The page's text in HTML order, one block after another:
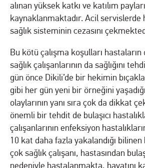
alınan yüksek katkı ve katılım
kaynaklanmaktadır. Acil
sağlık sisteminin cezasını
Bu kötü çalışma koşulları
sağlık çalışanlarının da sağlığını
gün önce Dikili’de bir hekimin
gibi her gün yeni bir örneğini
olaylarının yanı sıra çok da dikkat
önemli bir tehdit de bulaşıcı
çalışanlarının enfeksiyon
10 kat daha fazla yakalandığı
çok sağlık çalışanı, hastasından